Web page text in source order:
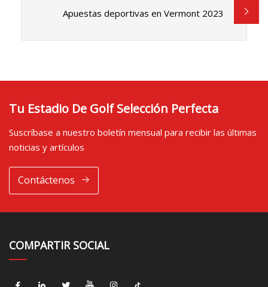
Apuestas deportivas en Vermont 2023
Tu Estadio De Golf Selección Perfecta
Suscríbase a nuestro boletín mensual para recibir las últimas
noticias y artículos
Contáctenos
COMPARTIR SOCIAL